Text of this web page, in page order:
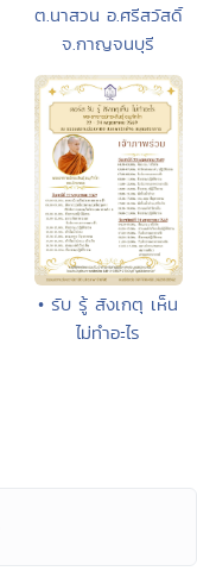
ต.นาสวน อ.ศรีสวัสดิ์
จ.กาญจนบุรี
• รับ รู้ สังเกตุ เห็น
ไม่ทำอะไร